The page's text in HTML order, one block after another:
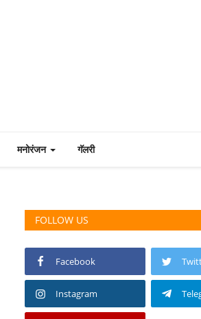
मनोरंजन गॅलरी
FOLLOW US
Facebook
Instagram